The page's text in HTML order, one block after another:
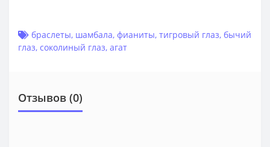
браслеты, шамбала, фианиты, тигровый глаз, бычий
глаз, соколиный глаз, агат
Отзывов (0)